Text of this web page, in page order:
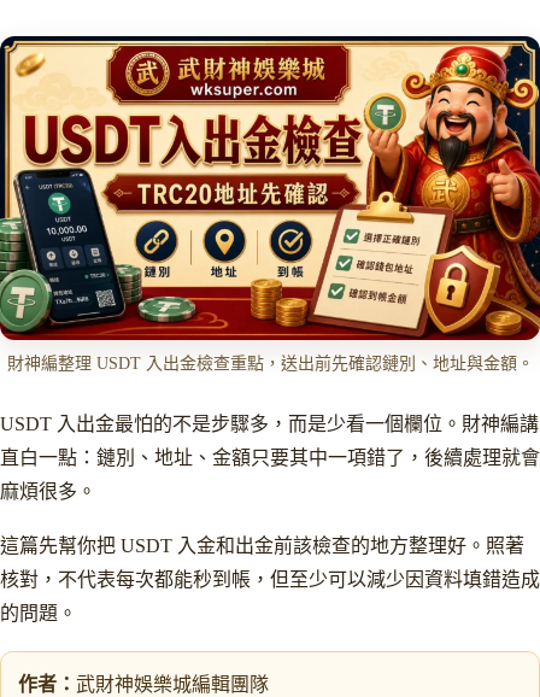
財神編整理 USDT 入出金檢查重點，送出前先確認鏈別、地址與金額。
USDT 入出金最怕的不是步驟多，而是少看一個欄位。財神編講
直白一點：鏈別、地址、金額只要其中一項錯了，後續處理就會
麻煩很多。
這篇先幫你把 USDT 入金和出金前該檢查的地方整理好。照著
核對，不代表每次都能秒到帳，但至少可以減少因資料填錯造成
的問題。
作者： 武財神娛樂城編輯團隊